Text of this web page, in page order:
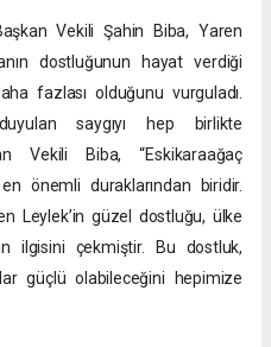
Vekili Şahin Biba, Yaren
dostluğunun hayat verdiği
fazlası olduğunu vurguladı.
saygıyı hep birlikte
Vekili Biba, “Eskikaraağaç
önemli duraklarından biridir.
Leylek’in güzel dostluğu, ülke
ilgisini çekmiştir. Bu dostluk,
güçlü olabileceğini hepimize